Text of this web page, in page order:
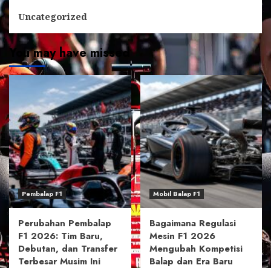
Uncategorized
You may have missed
Pembalap F1
Perubahan Pembalap
F1 2026: Tim Baru,
Debutan, dan Transfer
Terbesar Musim Ini
Mobil Balap F1
Bagaimana Regulasi
Mesin F1 2026
Mengubah Kompetisi
Balap dan Era Baru